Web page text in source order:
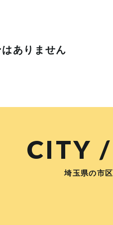
ありません
CITY
埼玉県の市